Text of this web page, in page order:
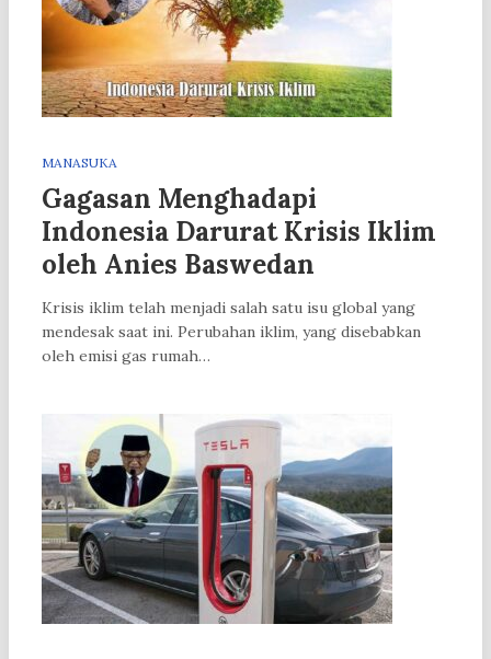
MANASUKA
Gagasan Menghadapi
Indonesia Darurat Krisis Iklim
oleh Anies Baswedan
Krisis iklim telah menjadi salah satu isu global yang
mendesak saat ini. Perubahan iklim, yang disebabkan
oleh emisi gas rumah…